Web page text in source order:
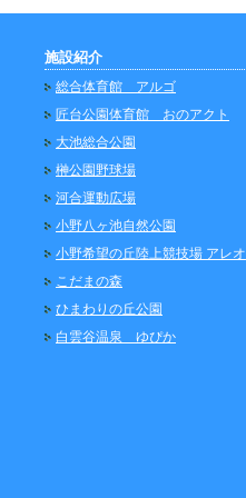
施設紹介
総合体育館 アルゴ
匠台公園体育館 おのアクト
大池総合公園
榊公園野球場
河合運動広場
小野八ヶ池自然公園
小野希望の丘陸上競技場 アレオ
こだまの森
ひまわりの丘公園
白雲谷温泉 ゆぴか